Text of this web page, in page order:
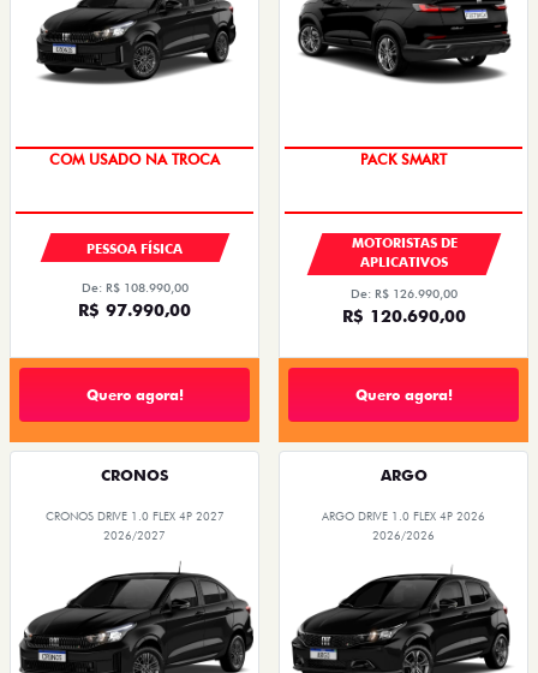
SUPER DESCONTO
PESSOA FÍSICA
De: R$ 108.990,00
R$ 97.990,00
Quero agora!
PACK SMART
MOTORISTAS DE
APLICATIVOS
De: R$ 126.990,00
R$ 120.690,00
Quero agora!
CRONOS
CRONOS DRIVE 1.0 FLEX 4P 2027
2026/2027
ARGO
ARGO DRIVE 1.0 FLEX 4P 2026
2026/2026